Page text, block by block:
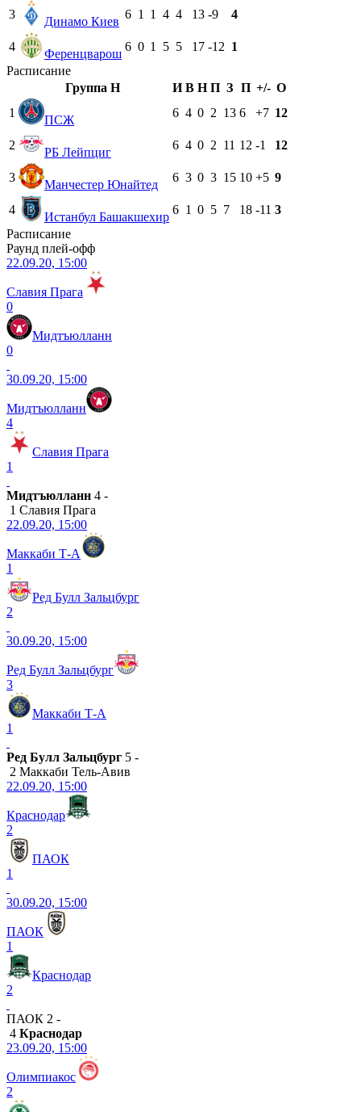
3
Динамо Киев
6 1 1 4 4 13 -9 4
4
Ференцварош
6 0 1 5 5 17 -12 1
Расписание
Группа H
И В Н П З П +/- О
1
ПСЖ
6 4 0 2 13 6 +7 12
2
РБ Лейпциг
6 4 0 2 11 12 -1 12
3
Манчестер Юнайтед
6 3 0 3 15 10 +5 9
4
Истанбул Башакшехир
6 1 0 5 7 18 -11 3
Расписание
Раунд плей-офф
22.09.20, 15:00
Славия Прага
0
Мидтъюлланн
0
30.09.20, 15:00
Мидтъюлланн
4
Славия Прага
1
Мидтъюлланн 4 -
1 Славия Прага
22.09.20, 15:00
Маккаби Т-А
1
Ред Булл Зальцбург
2
30.09.20, 15:00
Ред Булл Зальцбург
3
Маккаби Т-А
1
Ред Булл Зальцбург 5 -
2 Маккаби Тель-Авив
22.09.20, 15:00
Краснодар
2
ПАОК
1
30.09.20, 15:00
ПАОК
1
Краснодар
2
ПАОК 2 -
4 Краснодар
23.09.20, 15:00
Олимпиакос
2